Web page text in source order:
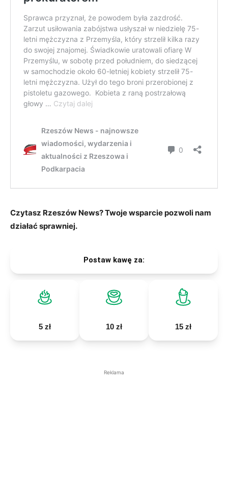
Czytasz Rzeszów News? Twoje wsparcie pozwoli nam
działać sprawniej.
Postaw kawę za:
5 zł 10 zł 15 zł
Reklama